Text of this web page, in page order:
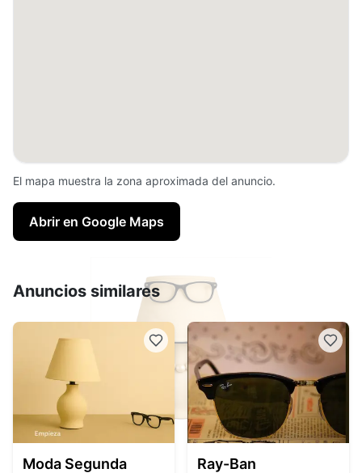
El mapa muestra la zona aproximada del anuncio.
Abrir en Google Maps
Anuncios similares
Moda Segunda
Ray-Ban